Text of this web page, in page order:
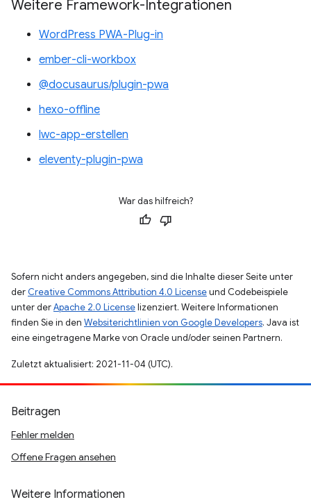
Weitere Framework-Integrationen
WordPress PWA-Plug-in
ember-cli-workbox
@docusaurus/plugin-pwa
hexo-offline
lwc-app-erstellen
eleventy-plugin-pwa
War das hilfreich?
Sofern nicht anders angegeben, sind die Inhalte dieser Seite unter
der Creative Commons Attribution 4.0 Licenseund Codebeispiele
unter derApache 2.0 Licenselizenziert. Weitere Informationen
finden Sie in den Websiterichtlinien von Google Developers. Java ist
eine eingetragene Marke von Oracle und/oder seinen Partnern.
Zuletzt aktualisiert: 2021-11-04 (UTC).
Beitragen
Fehler melden
Offene Fragen ansehen
Weitere Informationen